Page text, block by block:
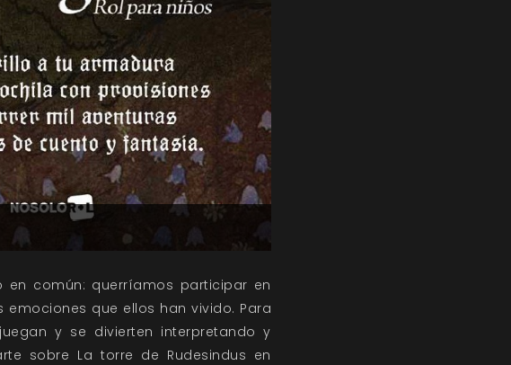
común: querríamos participar en
que ellos han vivido. Para
y se divierten interpretando y
sobre La torre de Rudesindus en